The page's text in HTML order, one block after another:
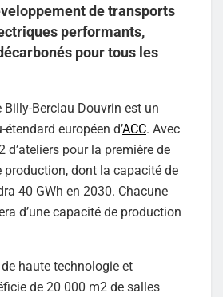
de transports
performants,
pour tous les
Berclau Douvrin est un
européen d’ACC. Avec
d’ateliers pour la première de
production, dont la capacité de
40 GWh en 2030. Chacune
d’une capacité de production
haute technologie et
de 20 000 m2 de salles